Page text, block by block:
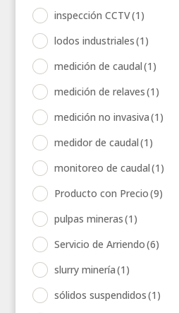
inspección CCTV(1)
lodos industriales(1)
medición de caudal(1)
medición de relaves(1)
medición no invasiva(1)
medidor de caudal(1)
monitoreo de caudal(1)
Producto con Precio(9)
pulpas mineras(1)
Servicio de Arriendo(6)
slurry minería(1)
sólidos suspendidos(1)